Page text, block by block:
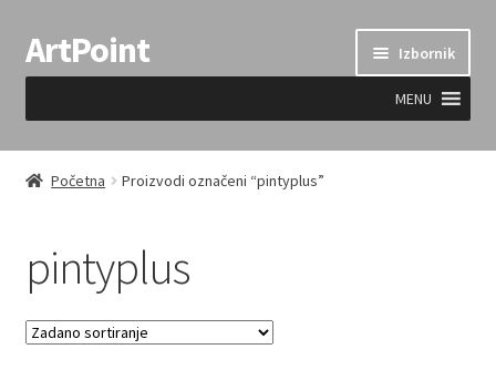
Preskoči
na
Skoči
do
ArtPoint Izbornik
MENU
Uvjeti prodaje
Početna Proizvodi označeni “pintyplus”
pintyplus